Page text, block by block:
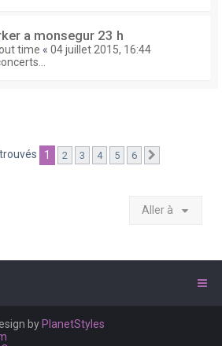
a monsegur 23 h
time « 04 juillet 2015, 16:44
1 2 3 4 5 6
Aller à
by PlanetStyles